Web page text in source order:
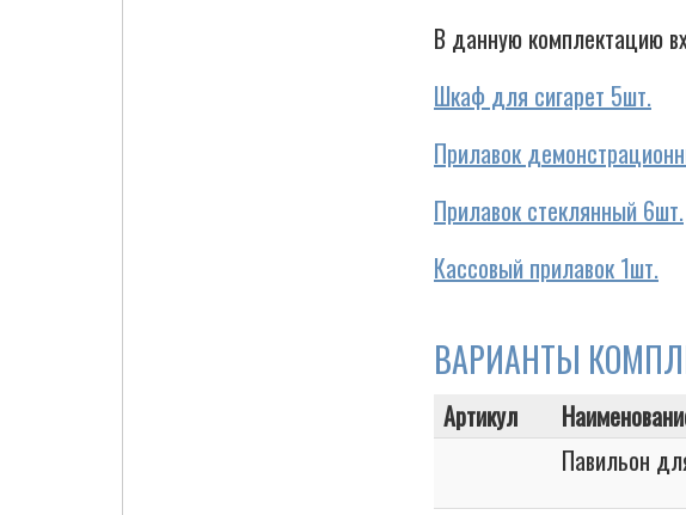
В данную комплектацию
Шкаф для сигарет 5шт.
Прилавок
Прилавок стеклянный 6шт.
Кассовый прилавок 1шт.
ВАРИАНТЫ
Артикул
Павильон